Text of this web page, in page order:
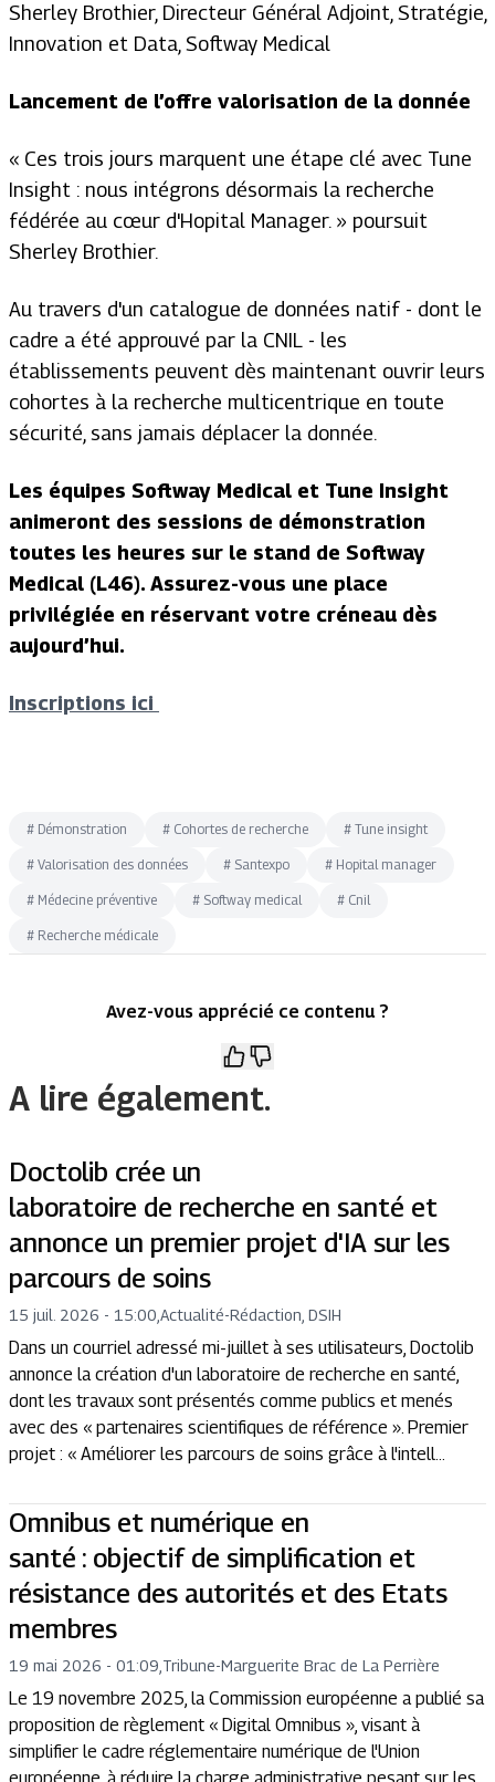
Sherley Brothier, Directeur Général Adjoint, Stratégie,
Innovation et Data, Softway Medical
Lancement de l’offre valorisation de la donnée
« Ces trois jours marquent une étape clé avec Tune
Insight : nous intégrons désormais la recherche
fédérée au cœur d'Hopital Manager. » poursuit
Sherley Brothier.
Au travers d'un catalogue de données natif - dont le
cadre a été approuvé par la CNIL - les
établissements peuvent dès maintenant ouvrir leurs
cohortes à la recherche multicentrique en toute
sécurité, sans jamais déplacer la donnée.
Les équipes Softway Medical et Tune Insight
animeront des sessions de démonstration
toutes les heures sur le stand de Softway
Medical (L46). Assurez-vous une place
privilégiée en réservant votre créneau dès
aujourd’hui.
Inscriptions ici
# Démonstration # Cohortes de recherche # Tune insight
# Valorisation des données # Santexpo # Hopital manager
# Médecine préventive # Softway medical # Cnil
# Recherche médicale
Avez-vous apprécié ce contenu ?
A lire également.
Doctolib crée un
laboratoire de recherche en santé et
annonce un premier projet d'IA sur les
parcours de soins
15 juil. 2026 - 15:00 Actualité-Rédaction, DSIH
Dans un courriel adressé mi-juillet à ses utilisateurs, Doctolib
annonce la création d'un laboratoire de recherche en santé,
dont les travaux sont présentés comme publics et menés
avec des « partenaires scientifiques de référence ». Premier
projet : « Améliorer les parcours de soins grâce à l'intell...
Omnibus et numérique en
santé : objectif de simplification et
résistance des autorités et des Etats
membres
19 mai 2026 - 01:09 Tribune-Marguerite Brac de La Perrière
Le 19 novembre 2025, la Commission européenne a publié sa
proposition de règlement « Digital Omnibus », visant à
simplifier le cadre réglementaire numérique de l'Union